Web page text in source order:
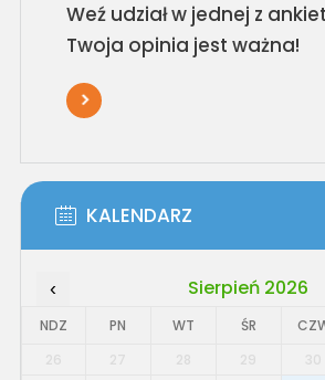
Weź udział w jednej z
Twoja opinia jest ważna!
KALENDARZ
‹ Sierpień 2026
NDZ PN WT ŚR